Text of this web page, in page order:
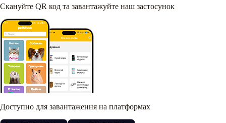
Скануйте QR код та завантажуйте наш застосунок
Доступно для завантаження на платформах